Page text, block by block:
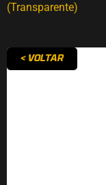
(Transparente)
< VOLTAR